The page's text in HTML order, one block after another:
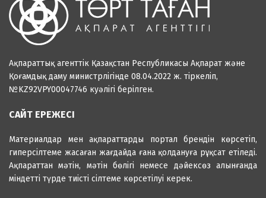
Ақпараттық агенттік Қазақстан Республикасы Ақпарат және
Қоғамдық даму министрлігінде 08.04.2022 ж. тіркеліп,
№KZ92VPY00047746 куәлігі берілген.
САЙТ ЕРЕЖЕСІ
Материалдар мен ақпараттарды портал брендін көрсетіп,
гиперсілтеме жасаған жағдайда ғана қолдануға рұқсат етіледі.
Ақпараттан мәтін, мәтін бөлігі немесе дәйексөз алынғанда
міндетті түрде тиісті сілтеме көрсетілуі керек.